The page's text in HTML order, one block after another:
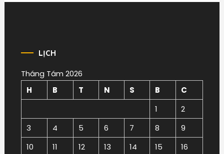
LỊCH
Tháng Tám 2026
H
B T N S B
C
1
2
3
4 5 6 7 8
9
10
11 12 13 14 15
16